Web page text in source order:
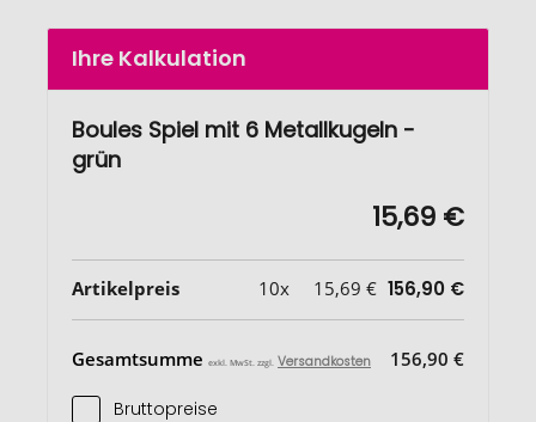
Ihre Kalkulation
Boules Spiel mit 6 Metallkugeln -
grün
15,69 €
Artikelpreis 10x 15,69 € 156,90 €
Gesamtsumme exkl. MwSt. zzgl. Versandkosten 156,90 €
Bruttopreise